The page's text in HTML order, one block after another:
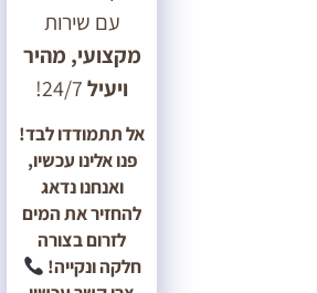
עם שירות
מקצועי, מהיר
ויעיל24/7!
אל תתמודדו לבד!
פנו אלינו עכשיו,
ואנחנו נדאג
להחזיר את המים
לזרום בצורה
חלקה ונקייה!